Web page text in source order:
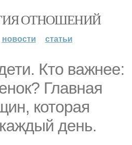
ОТНОШЕНИЙ
новости статьи
Кто важнее:
Главная
которая
день.